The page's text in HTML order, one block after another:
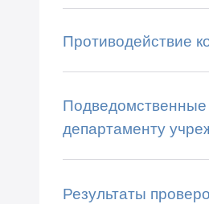
Противодействие
Подведомственные
департаменту
Результаты